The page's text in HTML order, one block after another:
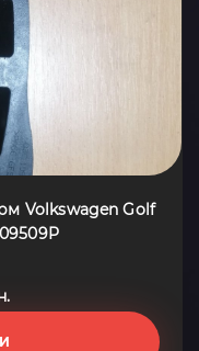
Volkswagen Golf